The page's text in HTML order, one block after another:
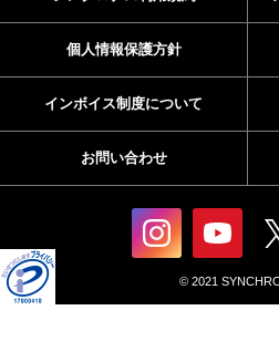
個人情報保護方針
インボイス制度について
お問い合わせ
© 2021